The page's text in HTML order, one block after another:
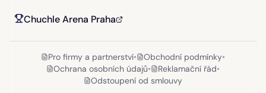
Chuchle Arena Praha
Pro firmy a partnerství• Obchodní podmínky•
Ochrana osobních údajů• Reklamační řád•
Odstoupení od smlouvy